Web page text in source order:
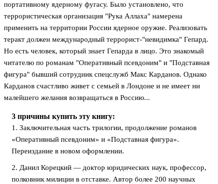
портативному ядерному фугасу. Было установлено, что
террористическая организация "Рука Аллаха" намерена
применить на территории России ядерное оружие. Реализовать
теракт должен международный террорист-"невидимка" Гепард.
Но есть человек, который знает Гепарда в лицо. Это знакомый
читателю по романам "Оперативный псевдоним" и "Подставная
фигура" бывший сотрудник спецслужб Макс Карданов. Однако
Карданов счастливо живет с семьей в Лондоне и не имеет ни
малейшего желания возвращаться в Россию...
3 причины купить эту книгу:
1. Заключительная часть трилогии, продолжение романов
«Оперативный псевдоним» и «Подставная фигура».
Переиздание в новом оформлении.
2. Данил Корецкий — доктор юридических наук, профессор,
полковник милиции в отставке. Автор более 200 научных